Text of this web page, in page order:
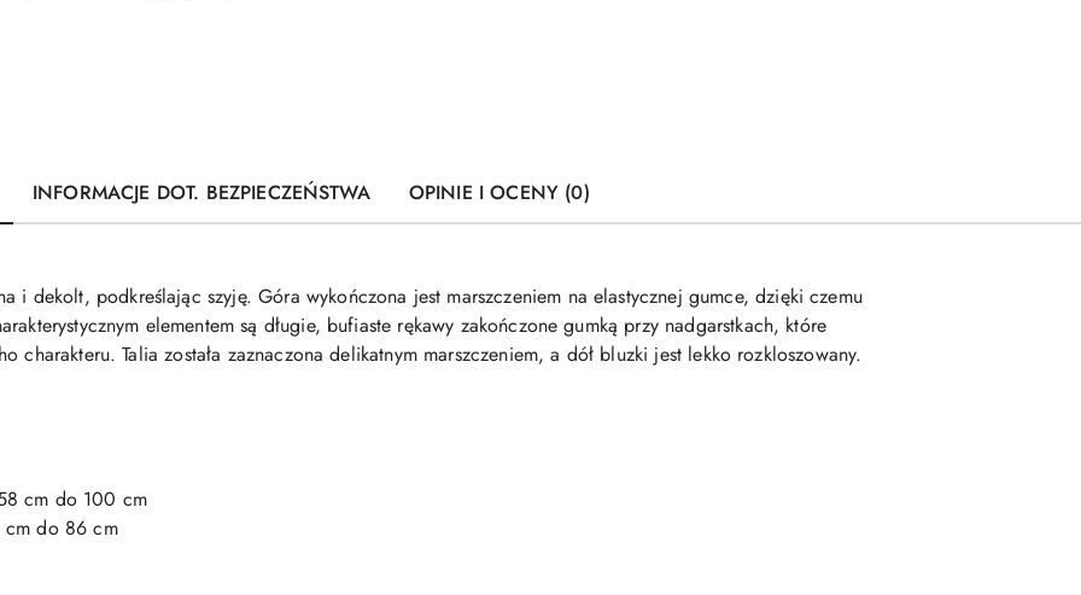
INFORMACJE DOT. BEZPIECZEŃSTWA OPINIE I OCENY (0)
i dekolt, podkreślając szyję. Góra wykończona jest marszczeniem na elastycznej gumce, dzięki czemu
elementem są długie, bufiaste rękawy zakończone gumką przy nadgarstkach, które
charakteru. Talia została zaznaczona delikatnym marszczeniem, a dół bluzki jest lekko rozkloszowany.
cm do 100 cm
do 86 cm